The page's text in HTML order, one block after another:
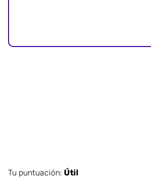
Tu puntuación: Útil